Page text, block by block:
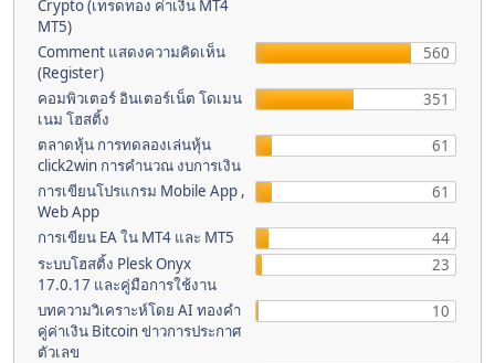
Crypto (เทรดทอง ค่าเงิน MT4
MT5)
Comment แสดงความคิดเห็น
(Register)
560
คอมพิวเตอร์ อินเตอร์เน็ต โดเมน
เนม โฮสติ้ง
351
ตลาดหุ้น การทดลองเล่นหุ้น
click2win การคำนวณ งบการเงิน
61
การเขียนโปรแกรม Mobile App ,
Web App
61
การเขียน EA ใน MT4 และ MT5
44
ระบบโฮสติ้ง Plesk Onyx
17.0.17 และคู่มือการใช้งาน
23
บทความวิเคราะห์โดย AI ทองคำ
คู่ค่าเงิน Bitcoin ข่าวการประกาศ
ตัวเลข
10